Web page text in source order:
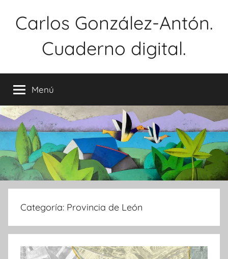
Carlos González-Antón.
Cuaderno digital.
Menú
Categoría: Provincia de León